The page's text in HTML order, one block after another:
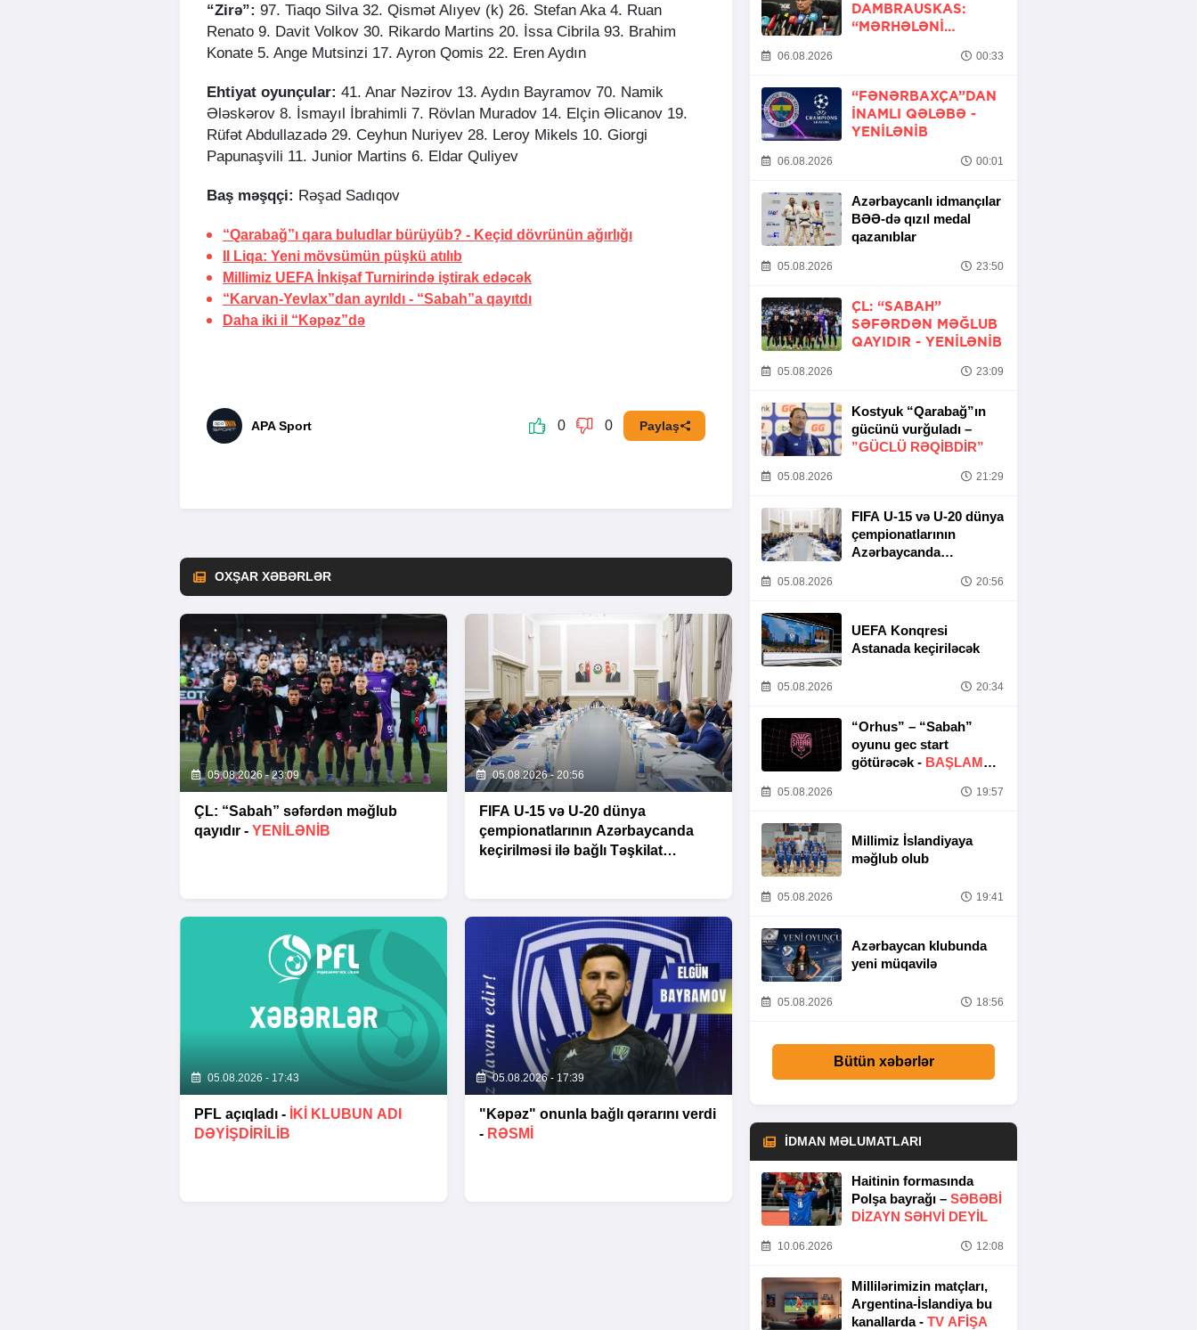
“Zirə”: 97. Tiaqo Silva 32. Qismət Alıyev (k) 26. Stefan Aka 4. Ruan
Renato 9. Davit Volkov 30. Rikardo Martins 20. İssa Cibrila 93. Brahim
Konate 5. Ange Mutsinzi 17. Ayron Qomis 22. Eren Aydın
Ehtiyat oyunçular: 41. Anar Nəzirov 13. Aydın Bayramov 70. Namik
Ələskərov 8. İsmayıl İbrahimli 7. Rövlan Muradov 14. Elçin Əlicanov 19.
Rüfət Abdullazadə 29. Ceyhun Nuriyev 28. Leroy Mikels 10. Giorgi
Papunaşvili 11. Junior Martins 6. Eldar Quliyev
Baş məşqçi: Rəşad Sadıqov
“Qarabağ”ı qara buludlar bürüyüb? - Keçid dövrünün ağırlığı
II Liqa: Yeni mövsümün püşkü atılıb
Millimiz UEFA İnkişaf Turnirində iştirak edəcək
“Karvan-Yevlax”dan ayrıldı - “Sabah”a qayıtdı
Daha iki il “Kəpəz”də
APA Sport 0 0 Paylaş
OXŞAR XƏBƏRLƏR
05.08.2026 - 23:09
ÇL: “Sabah” səfərdən məğlub
qayıdır - YENİLƏNİB
05.08.2026 - 20:56
FIFA U-15 və U-20 dünya
çempionatlarının Azərbaycanda
keçirilməsi ilə bağlı Təşkilat
05.08.2026 - 17:43
PFL açıqladı -
İKİ KLUBUN ADI
DƏYİŞDİRİLİB
05.08.2026 - 17:39
"Kəpəz" onunla bağlı qərarını verdi
- RƏSMİ
DAMBRAUSKAS:
“MƏRHƏLƏNI
06.08.2026 00:33
“FƏNƏRBAXÇA”DAN
INAMLI QƏLƏBƏ -
YENİLƏNİB
06.08.2026 00:01
Azərbaycanlı idmançılar
BƏƏ-də qızıl medal
qazanıblar
05.08.2026 23:50
ÇL: “SABAH”
SƏFƏRDƏN MƏĞLUB
QAYIDIR - YENİLƏNİB
05.08.2026 23:09
Kostyuk “Qarabağ”ın
gücünü vurğuladı –
”GÜCLÜ RƏQİBDİR”
05.08.2026 21:29
FIFA U-15 və U-20 dünya
çempionatlarının
Azərbaycanda
Təşkilat Komitəsinin
05.08.2026 20:56
UEFA Konqresi
Astanada keçiriləcək
05.08.2026 20:34
“Orhus” – “Sabah”
oyunu gec start
götürəcək - BAŞLAMA
05.08.2026 19:57
Millimiz İslandiyaya
məğlub olub
05.08.2026 19:41
Azərbaycan klubunda
yeni müqavilə
05.08.2026 18:56
Bütün xəbərlər
İDMAN MƏLUMATLARI
Haitinin formasında
Polşa bayrağı – SƏBƏBI
DIZAYN SƏHVI DEYIL
10.06.2026 12:08
Millilərimizin matçları,
Argentina-İslandiya bu
kanallarda - TV AFİŞA